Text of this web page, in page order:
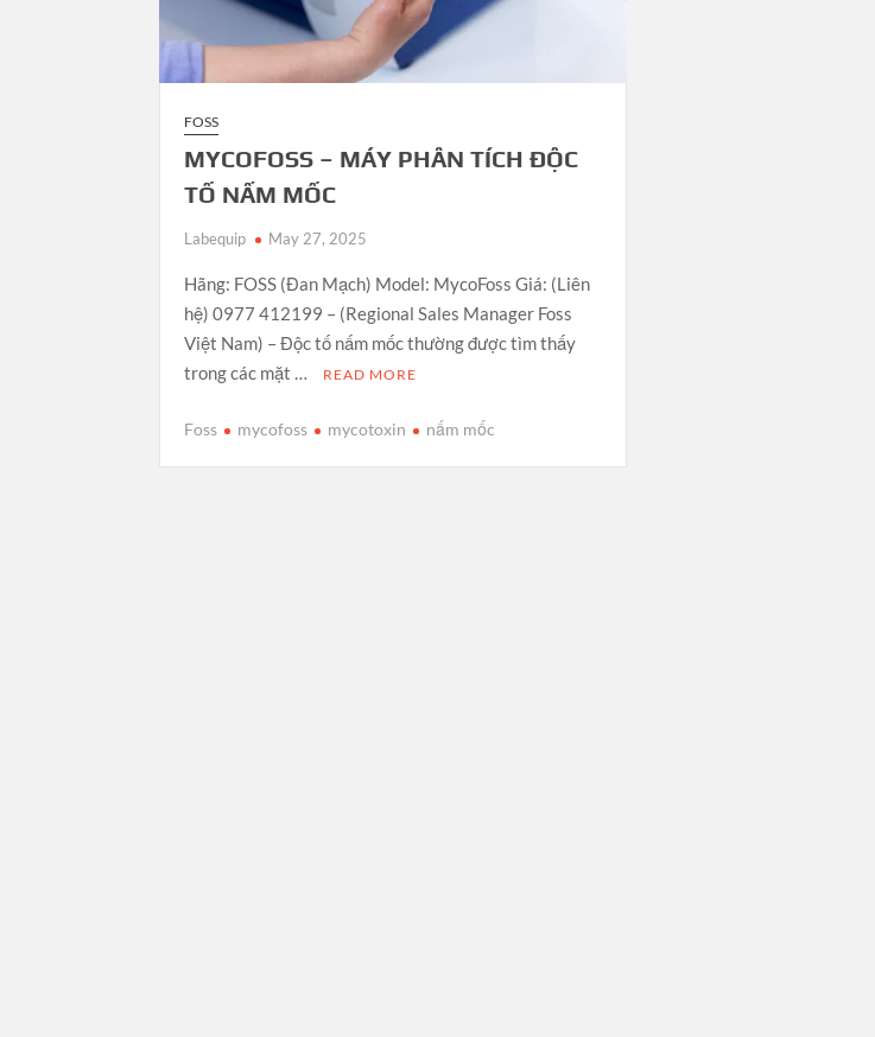
FOSS
MYCOFOSS – MÁY PHÂN TÍCH ĐỘC
TỐ NẤM MỐC
Labequip May 27, 2025
Hãng: FOSS (Đan Mạch) Model: MycoFoss Giá: (Liên
hệ) 0977 412199 – (Regional Sales Manager Foss
Việt Nam) – Độc tố nấm mốc thường được tìm thấy
trong các mặt …
READ MORE
Foss mycofoss mycotoxin nấm mốc